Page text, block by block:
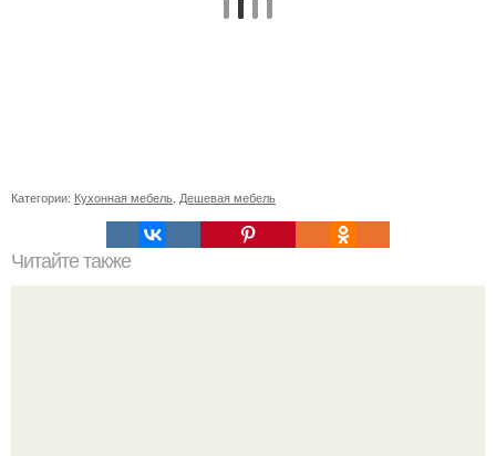
Категории: Кухонная мебель Дешевая мебель
Читайте также